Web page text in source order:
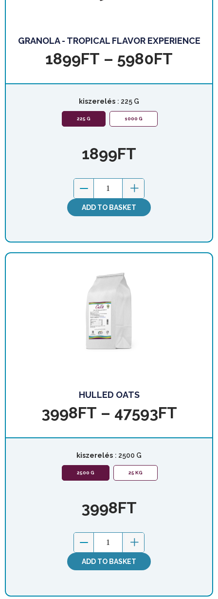
GRANOLA - TROPICAL FLAVOR EXPERIENCE
1899FT – 5980FT
kiszerelés : 225 G
225 G 1000 G
1899FT
ADD TO BASKET
HULLED OATS
3998FT – 47593FT
kiszerelés : 2500 G
2500 G 25 KG
3998FT
ADD TO BASKET